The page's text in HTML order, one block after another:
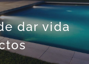
dar vida